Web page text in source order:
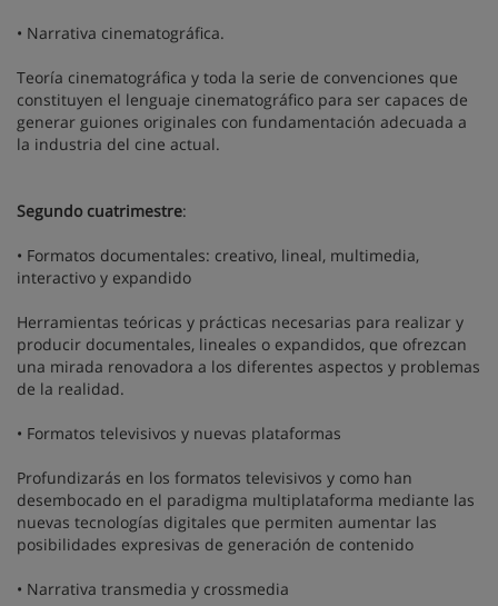
• Narrativa cinematográfica.
Teoría cinematográfica y toda la serie de convenciones que
constituyen el lenguaje cinematográfico para ser capaces de
generar guiones originales con fundamentación adecuada a
la industria del cine actual.
Segundo cuatrimestre:
• Formatos documentales: creativo, lineal, multimedia,
interactivo y expandido
Herramientas teóricas y prácticas necesarias para realizar y
producir documentales, lineales o expandidos, que ofrezcan
una mirada renovadora a los diferentes aspectos y problemas
de la realidad.
• Formatos televisivos y nuevas plataformas
Profundizarás en los formatos televisivos y como han
desembocado en el paradigma multiplataforma mediante las
nuevas tecnologías digitales que permiten aumentar las
posibilidades expresivas de generación de contenido
• Narrativa transmedia y crossmedia